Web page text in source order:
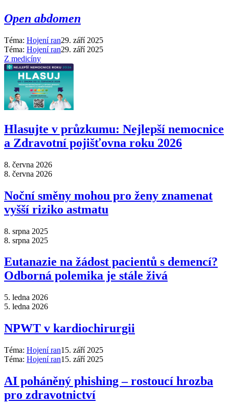
Open abdomen
Téma: Hojení ran29. září 2025
Téma: Hojení ran29. září 2025
Z medicíny
Hlasujte v průzkumu: Nejlepší nemocnice
a Zdravotní pojišťovna roku 2026
8. června 2026
8. června 2026
Noční směny mohou pro ženy znamenat
vyšší riziko astmatu
8. srpna 2025
8. srpna 2025
Eutanazie na žádost pacientů s demencí?
Odborná polemika je stále živá
5. ledna 2026
5. ledna 2026
NPWT v kardiochirurgii
Téma: Hojení ran15. září 2025
Téma: Hojení ran15. září 2025
AI poháněný phishing –⁠ rostoucí hrozba
pro zdravotnictví